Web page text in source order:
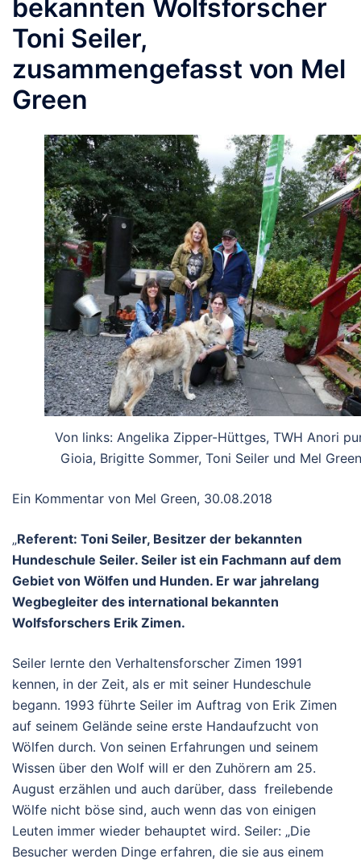
bekannten Wolfsforscher
Toni Seiler,
zusammengefasst von Mel
Green
Von links: Angelika Zipper-Hüttges, TWH Anori
Gioia, Brigitte Sommer, Toni Seiler und Mel
Ein Kommentar von Mel Green, 30.08.2018
„Referent: Toni Seiler, Besitzer der bekannten
Hundeschule Seiler. Seiler ist ein Fachmann auf dem
Gebiet von Wölfen und Hunden. Er war jahrelang
Wegbegleiter des international bekannten
Wolfsforschers Erik Zimen.
Seiler lernte den Verhaltensforscher Zimen 1991
kennen, in der Zeit, als er mit seiner Hundeschule
begann. 1993 führte Seiler im Auftrag von Erik Zimen
auf seinem Gelände seine erste Handaufzucht von
Wölfen durch. Von seinen Erfahrungen und seinem
Wissen über den Wolf will er den Zuhörern am 25.
August erzählen und auch darüber, dass freilebende
Wölfe nicht böse sind, auch wenn das von einigen
Leuten immer wieder behauptet wird. Seiler: „Die
Besucher werden Dinge erfahren, die sie aus einem